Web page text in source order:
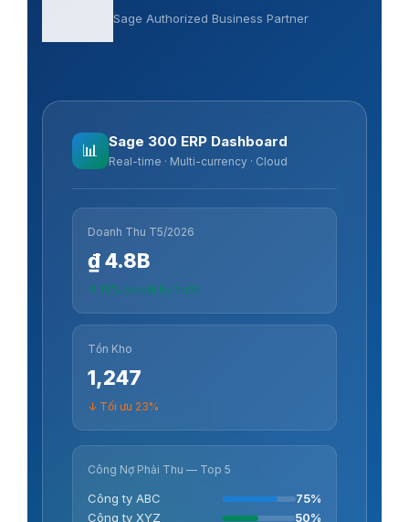
Sage Authorized Business Partner
📊 Sage 300 ERP Dashboard
Real-time · Multi-currency · Cloud
Doanh Thu T5/2026
₫ 4.8B
↑ 18% so với kỳ trước
Tồn Kho
1,247
↓ Tối ưu 23%
Công Nợ Phải Thu — Top 5
Công ty ABC
75%
Công ty XYZ
50%